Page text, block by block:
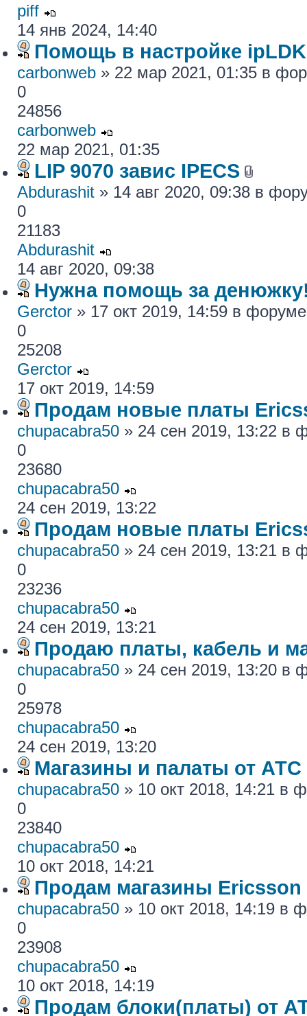
piff
14 янв 2024, 14:40
Помощь в настройке
carbonweb » 22 мар 2021, 01:35 в
0
24856
carbonweb
22 мар 2021, 01:35
LIP 9070 завис IPECS
Abdurashit » 14 авг 2020, 09:38 в
0
21183
Abdurashit
14 авг 2020, 09:38
Нужна помощь за
Gerctor » 17 окт 2019, 14:59 в
0
25208
Gerctor
17 окт 2019, 14:59
Продам новые платы
chupacabra50 » 24 сен 2019, 13:22 в
0
23680
chupacabra50
24 сен 2019, 13:22
Продам новые платы
chupacabra50 » 24 сен 2019, 13:21 в
0
23236
chupacabra50
24 сен 2019, 13:21
Продаю платы, кабель и
chupacabra50 » 24 сен 2019, 13:20 в
0
25978
chupacabra50
24 сен 2019, 13:20
Магазины и палаты от
chupacabra50 » 10 окт 2018, 14:21 в
0
23840
chupacabra50
10 окт 2018, 14:21
Продам магазины Ericsson
chupacabra50 » 10 окт 2018, 14:19 в
0
23908
chupacabra50
10 окт 2018, 14:19
Продам блоки(платы) от